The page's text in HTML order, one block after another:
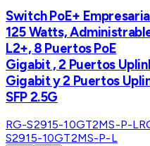
Switch PoE+
125 Watts,
L2+, 8 Puertos PoE
Gigabit , 2 Puertos
Gigabit y 2 Puertos
SFP 2.5G
RG-S2915-10GT2MS-P-L
S2915-10GT2MS-P-L